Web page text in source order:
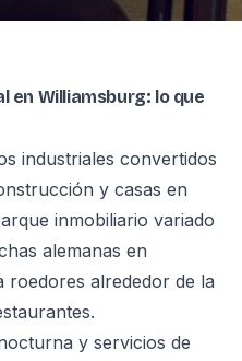
en Williamsburg: lo que
industriales convertidos
y casas en
inmobiliario variado
alemanas en
roedores alrededor de la
y servicios de